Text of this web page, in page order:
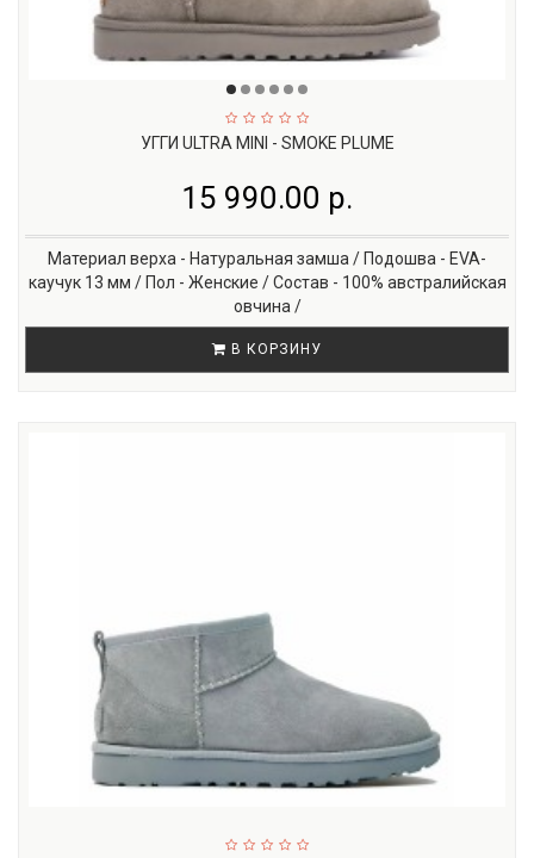
УГГИ ULTRA MINI - SMOKE PLUME
15 990.00 р.
Материал верха - Натуральная замша / Подошва - EVA-
каучук 13 мм / Пол - Женские / Состав - 100% австралийская
овчина /
В КОРЗИНУ